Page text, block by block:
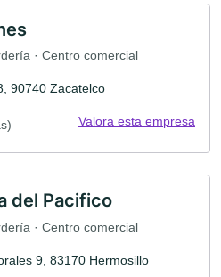
· Centro comercial
90740 Zacatelco
Valora esta empresa
del Pacifico
· Centro comercial
9, 83170 Hermosillo